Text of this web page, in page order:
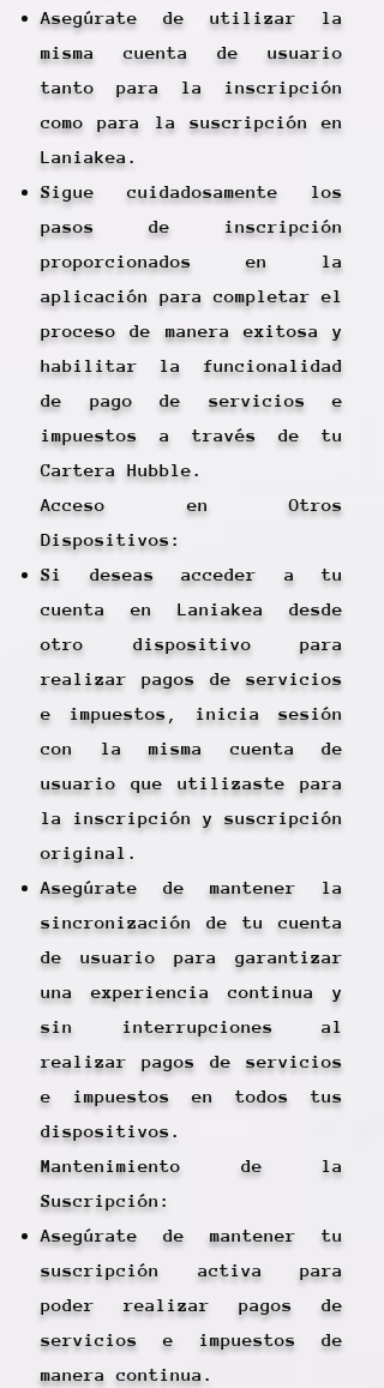
Asegúrate de utilizar la
misma cuenta de usuario
tanto para la inscripción
como para la suscripción en
Laniakea.
Sigue cuidadosamente los
pasos de inscripción
proporcionados en la
aplicación para completar el
proceso de manera exitosa y
habilitar la funcionalidad
de pago de servicios e
impuestos a través de tu
Cartera Hubble.
Acceso en Otros
Dispositivos:
Si deseas acceder a tu
cuenta en Laniakea desde
otro dispositivo para
realizar pagos de servicios
e impuestos, inicia sesión
con la misma cuenta de
usuario que utilizaste para
la inscripción y suscripción
original.
Asegúrate de mantener la
sincronización de tu cuenta
de usuario para garantizar
una experiencia continua y
sin interrupciones al
realizar pagos de servicios
e impuestos en todos tus
dispositivos.
Mantenimiento de la
Suscripción:
Asegúrate de mantener tu
suscripción activa para
poder realizar pagos de
servicios e impuestos de
manera continua.